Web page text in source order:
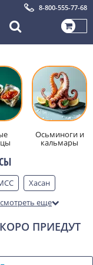
8-800-555-77-68
Осьминоги и
кальмары
Хасан
еще
ПРИЕДУТ